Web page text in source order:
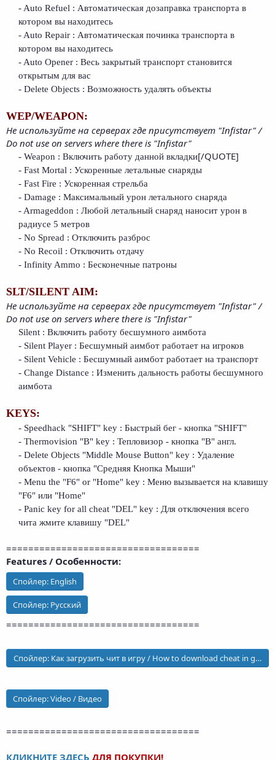
- Auto Refuel : Автоматическая дозаправка транспорта в
котором вы находитесь
- Auto Repair : Автоматическая починка транспорта в
котором вы находитесь
- Auto Opener : Весь закрытый транспорт становится
открытым для вас
- Delete Objects : Возможность удалять объекты
WEP/WEAPON:
Не используйте на серверах где присутствует "Infistar" /
Do not use on servers where there is "Infistar"
- Weapon : Включить работу данной вкладки[/QUOTE]​
- Fast Mortal : Ускоренные летальные снаряды
- Fast Fire : Ускоренная стрельба
- Damage : Максимальный урон летального снаряда
- Armageddon : Любой летальный снаряд наносит урон в
радиусе 5 метров
- No Spread : Отключить разброс
- No Recoil : Отключить отдачу
- Infinity Ammo : Бесконечные патроны
SLT/SILENT AIM:
Не используйте на серверах где присутствует "Infistar" /
Do not use on servers where there is "Infistar"
Silent : Включить работу бесшумного аимбота
- Silent Player : Бесшумный аимбот работает на игроков
- Silent Vehicle : Бесшумный аимбот работает на транспорт
- Change Distance : Изменить дальность работы бесшумного
аимбота
KEYS:
- Speedhack "SHIFT" key : Быстрый бег - кнопка "SHIFT"
- Thermovision "B" key : Тепловизор - кнопка "B" англ.
- Delete Objects "Middle Mouse Button" key : Удаление
объектов - кнопка "Средняя Кнопка Мыши"
- Menu the "F6" or "Home" key : Меню вызывается на клавишу
"F6" или "Home"
- Panic key for all cheat "DEL" key : Для отключения всего
чита жмите клавишу "DEL"
===================================
Features / Особенности:
Спойлер: English
Спойлер: Русский
===================================
Спойлер: Как загрузить чит в игру / How to download cheat in game
Спойлер:Video / Видео
===================================
КЛИКНИТЕ ЗДЕСЬ ДЛЯ ПОКУПКИ!